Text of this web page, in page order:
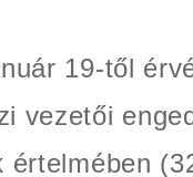
19-től
vezetői
értelmében